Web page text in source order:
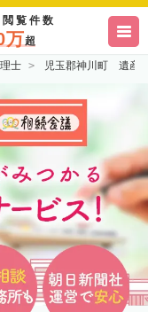
閲覧件数
万超
士 児玉郡神川町 遺産